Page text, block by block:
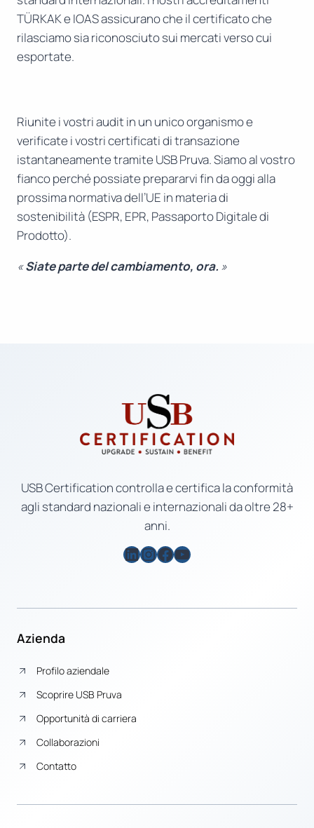
TÜRKAK e IOAS assicurano che il certificato che
rilasciamo sia riconosciuto sui mercati verso cui
esportate.
Riunite i vostri audit in un unico organismo e
verificate i vostri certificati di transazione
istantaneamente tramite USB Pruva. Siamo al vostro
fianco perché possiate prepararvi fin da oggi alla
prossima normativa dell’UE in materia di
sostenibilità (ESPR, EPR, Passaporto Digitale di
Prodotto).
«Siate parte del cambiamento, ora. »
USB Certification controlla e certifica la conformità
agli standard nazionali e internazionali da oltre 28+
anni.
LinkedIn
Instagram
Facebook
YouTube
Azienda
Profilo aziendale
Scoprire USB Pruva
Opportunità di carriera
Collaborazioni
Contatto